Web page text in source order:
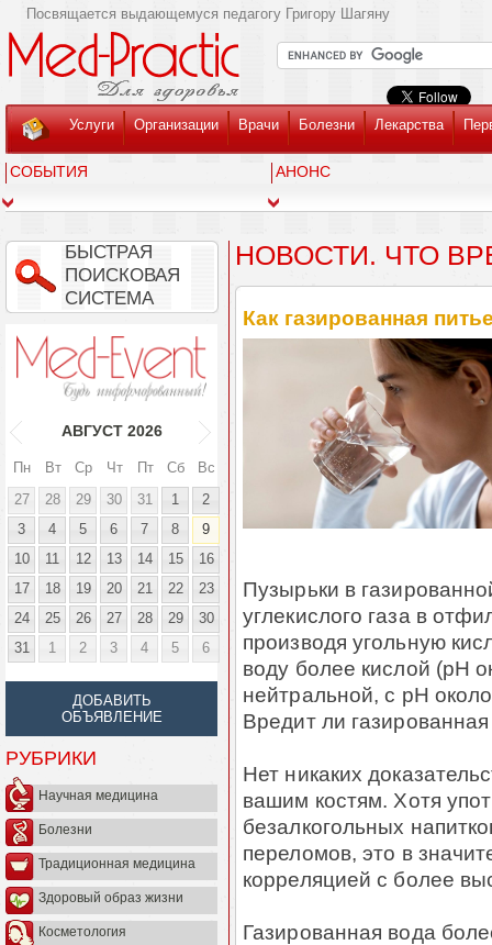
Посвящается выдающемуся педагогу Григору Шагяну
Услуги Организации Врачи Болезни Лекарства
СОБЫТИЯ АНОНС
БЫСТРАЯ
ПОИСКОВАЯ
СИСТЕМА
АВГУСТ 2026
Пн Вт Ср Чт Пт Сб
Вс
27
28 29 30 31 1
2
3
4 5 6 7 8
9
10
11 12 13 14 15
16
17
18 19 20 21 22
23
24
25 26 27 28 29
30
31
1 2 3 4 5 6
ДОБАВИТЬ
ОБЪЯВЛЕНИЕ
РУБРИКИ
Научная медицина
Болезни
Традиционная медицина
Здоровый образ жизни
Косметология
НОВОСТИ. ЧТО
Как газированная
Пузырьки в
углекислого газа в
производя угольную
воду более кислой (pH
нейтральной, с pH
Вредит ли
Нет никаких
вашим костям. Хотя
безалкогольных
переломов, это в
корреляцией с более
Газированная вода